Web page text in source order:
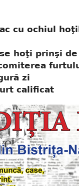
cu ochiul
hoţi prinşi
zi
calificat